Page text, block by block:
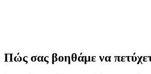
Πώς σας βοηθάμε να